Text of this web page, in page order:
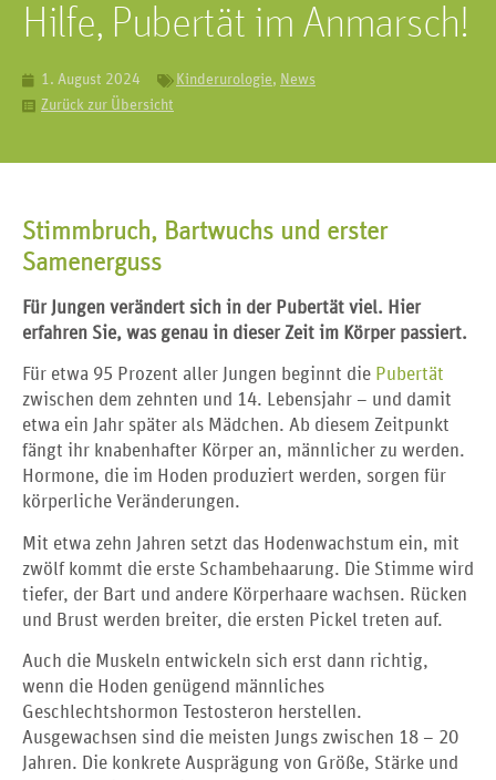
Hilfe, Pubertät im Anmarsch!
1. August 2024 Kinderurologie, News
Zurück zur Übersicht
Stimmbruch, Bartwuchs und erster
Samenerguss
Für Jungen verändert sich in der Pubertät viel. Hier
erfahren Sie, was genau in dieser Zeit im Körper passiert.
Für etwa 95 Prozent aller Jungen beginnt die Pubertät
zwischen dem zehnten und 14. Lebensjahr – und damit
etwa ein Jahr später als Mädchen. Ab diesem Zeitpunkt
fängt ihr knabenhafter Körper an, männlicher zu werden.
Hormone, die im Hoden produziert werden, sorgen für
körperliche Veränderungen.
Mit etwa zehn Jahren setzt das Hodenwachstum ein, mit
zwölf kommt die erste Schambehaarung. Die Stimme wird
tiefer, der Bart und andere Körperhaare wachsen. Rücken
und Brust werden breiter, die ersten Pickel treten auf.
Auch die Muskeln entwickeln sich erst dann richtig,
wenn die Hoden genügend männliches
Geschlechtshormon Testosteron herstellen.
Ausgewachsen sind die meisten Jungs zwischen 18 – 20
Jahren. Die konkrete Ausprägung von Größe, Stärke und